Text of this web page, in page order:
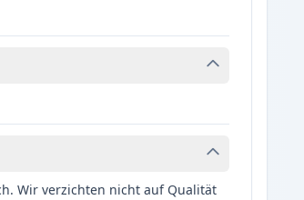
Wir verzichten nicht auf Qualität